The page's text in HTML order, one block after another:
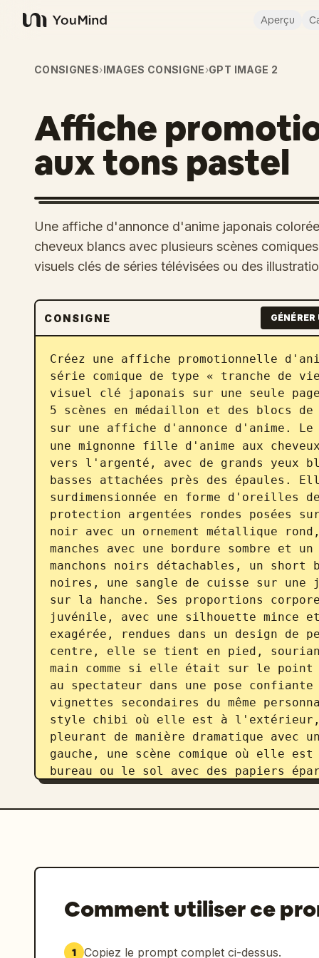
YouMind
Aperçu
CONSIGNES›IMAGES CONSIGNE›GPT IMAGE 2
Affiche
aux tons pastel
Une affiche d'annonce d'anime japonais
cheveux blancs avec plusieurs scènes
visuels clés de séries télévisées ou des
CONSIGNE
Créez une affiche promotionnelle
série comique de type « tranche de
visuel clé japonais sur une seule
5 scènes en médaillon et des blocs
sur une affiche d'annonce d'anime.
une mignonne fille d'anime aux
vers l'argenté, avec de grands yeux
basses attachées près des épaules.
surdimensionnée en forme d'oreilles
protection argentées rondes posées
noir avec un ornement métallique
manches avec une bordure sombre et
manchons noirs détachables, un
noires, une sangle de cuisse sur
sur la hanche. Ses proportions
juvénile, avec une silhouette mince
exagérée, rendues dans un design de
centre, elle se tient en pied,
main comme si elle était sur le
au spectateur dans une pose
vignettes secondaires du même
style chibi où elle est à l'extérieur,
pleurant de manière dramatique avec
gauche, une scène comique où elle
bureau ou le sol avec des papiers
à droite, un plan buste où elle tient
inscription en japonais, l'air
point et de minuscules bouches,
flottant ou se tenant à côté de
douce avec du rose, du bleu ciel, du
Comment utiliser ce
1 Copiez le prompt complet ci-dessus.